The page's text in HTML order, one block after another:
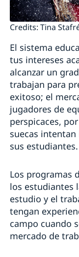
Credits: Tina
El sistema
tus intereses
alcanzar un
trabajan para
exitoso; el
jugadores de
perspicaces,
suecas
sus estudiantes.
Los programas
los estudiantes
estudio y el
tengan
campo cuando
mercado de